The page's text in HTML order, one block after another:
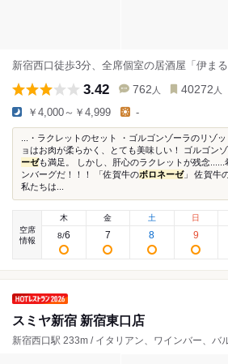
新宿西口徒歩3分、全席個室の居酒屋「伊まる
3.42 762 人 40272 人
￥4,000～￥4,999 -
...・ラクレットのセット ・ゴルゴンゾーラのリゾッ
ョはお肉が柔らかく、とても美味しい！ ゴルゴン
ーゼも満足。 しかし、肝心のラクレットが残念
ンバーグだ！！！ 「佐賀牛のボロネーゼ」 佐賀牛
私たちは...
空席
情報
木
8/6
金
7
土
8
日
9
スミヤ新宿 新宿東口店
新宿西口駅 233m / イタリアン、ワインバー、バ